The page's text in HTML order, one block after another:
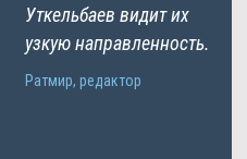
Уткельбаев видит их
узкую направленность.
Ратмир, редактор